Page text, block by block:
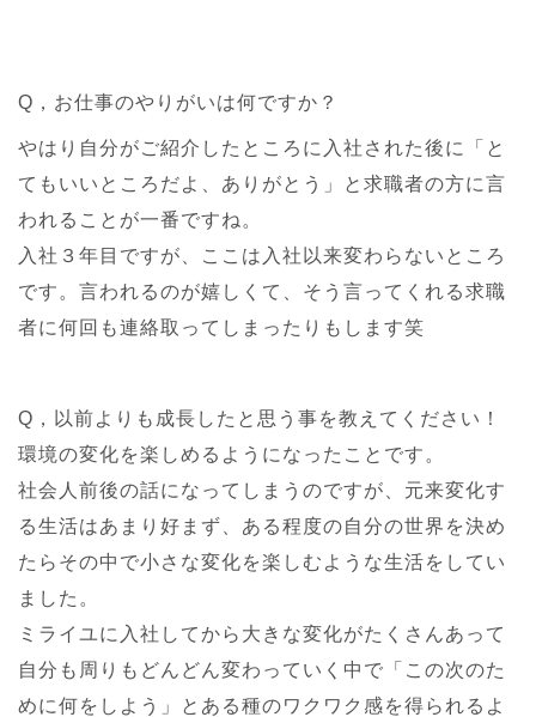
Q，お仕事のやりがいは何ですか？
やはり自分がご紹介したところに入社された後に「と
てもいいところだよ、ありがとう」と求職者の方に言
われることが一番ですね。
入社３年目ですが、ここは入社以来変わらないところ
です。言われるのが嬉しくて、そう言ってくれる求職
者に何回も連絡取ってしまったりもします笑
Q，以前よりも成長したと思う事を教えてください！
環境の変化を楽しめるようになったことです。
社会人前後の話になってしまうのですが、元来変化す
る生活はあまり好まず、ある程度の自分の世界を決め
たらその中で小さな変化を楽しむような生活をしてい
ました。
ミライユに入社してから大きな変化がたくさんあって
自分も周りもどんどん変わっていく中で「この次のた
めに何をしよう」とある種のワクワク感を得られるよ